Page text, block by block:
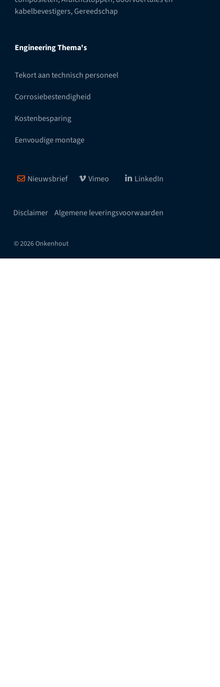
kabelbevestigers,Gereedschap
Engineering Thema's
Tekort aan technisch personeel
Corrosiebestendigheid
Kostenbesparing
Eenvoudige montage
Disclaimer Algemene leveringsvoorwaarden
Nieuwsbrief Vimeo LinkedIn
© 2026 Onkenhout